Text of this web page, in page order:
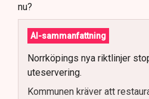
nu?
AI-sammanfattning
Norrköpings nya riktlinjer
uteservering.
Kommunen kräver att